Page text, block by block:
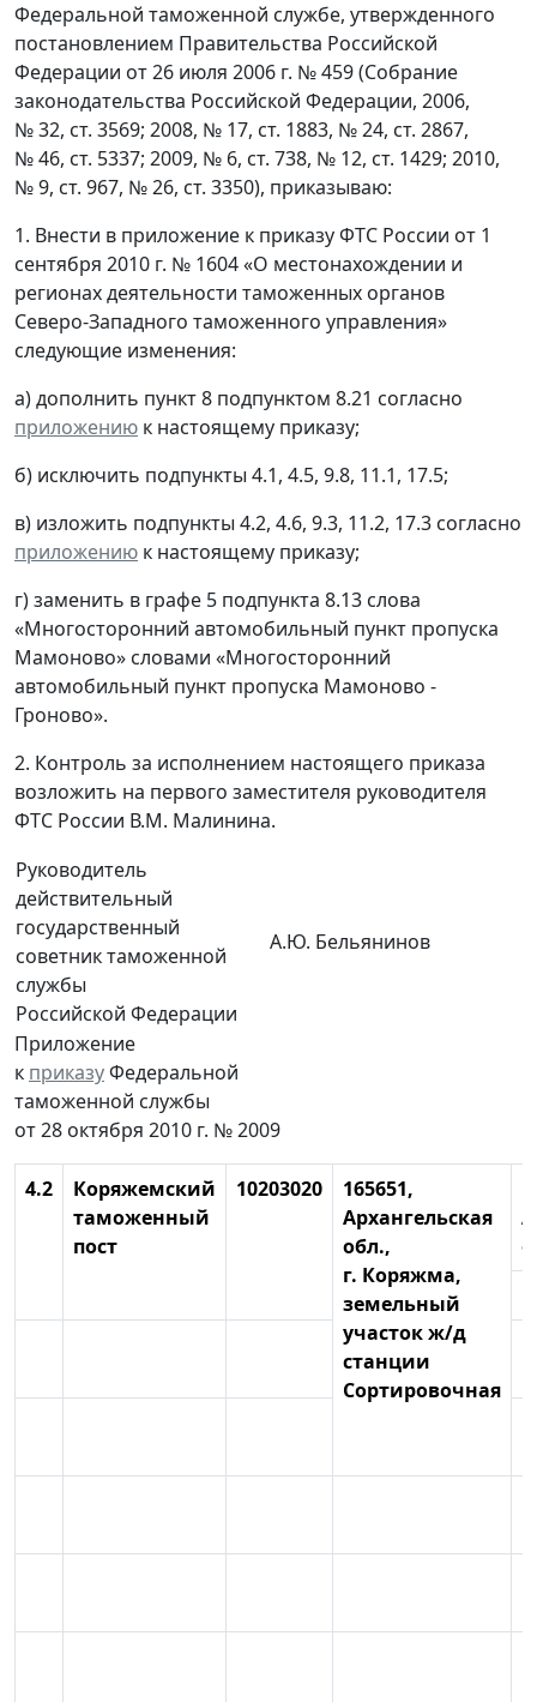
Федеральной таможенной службе, утвержденного
постановлением Правительства Российской
Федерации от 26 июля 2006 г. № 459 (Собрание
законодательства Российской Федерации, 2006,
№ 32, ст. 3569; 2008, № 17, ст. 1883, № 24, ст. 2867,
№ 46, ст. 5337; 2009, № 6, ст. 738, № 12, ст. 1429; 2010,
№ 9, ст. 967, № 26, ст. 3350), приказываю:
1. Внести в приложение к приказу ФТС России от 1
сентября 2010 г. № 1604 «О местонахождении и
регионах деятельности таможенных органов
Северо-Западного таможенного управления»
следующие изменения:
а) дополнить пункт 8 подпунктом 8.21 согласно
приложению к настоящему приказу;
б) исключить подпункты 4.1, 4.5, 9.8, 11.1, 17.5;
в) изложить подпункты 4.2, 4.6, 9.3, 11.2, 17.3 согласно
приложению к настоящему приказу;
г) заменить в графе 5 подпункта 8.13 слова
«Многосторонний автомобильный пункт пропуска
Мамоново» словами «Многосторонний
автомобильный пункт пропуска Мамоново -
Гроново».
2. Контроль за исполнением настоящего приказа
возложить на первого заместителя руководителя
ФТС России В.М. Малинина.
Руководитель
действительный
государственный
советник таможенной
службы
Российской Федерации
А.Ю. Бельянинов
Приложение
к приказуФедеральной
таможенной службы
от 28 октября 2010 г. № 2009
4.2
Коряжемский
таможенный
пост
10203020
165651,
Архангельская
обл.,
г. Коряжма,
земельный
участок ж/д
станции
Сортировочная